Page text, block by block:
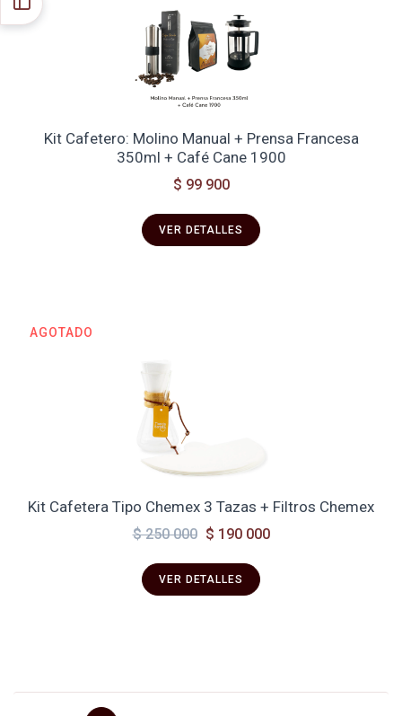
Kit Cafetero: Molino Manual + Prensa Francesa
350ml + Café Cane 1900
$ 99 900
VER DETALLES
AGOTADO
Kit Cafetera Tipo Chemex 3 Tazas + Filtros Chemex
$ 250 000 $ 190 000
VER DETALLES